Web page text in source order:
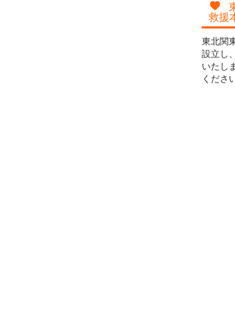
救援
東北関
設立し
いたし
くださ